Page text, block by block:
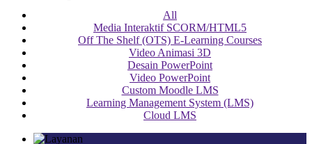
All
Media Interaktif SCORM/HTML5
Off The Shelf (OTS) E-Learning Courses
Video Animasi 3D
Desain PowerPoint
Video PowerPoint
Custom Moodle LMS
Learning Management System (LMS)
Cloud LMS